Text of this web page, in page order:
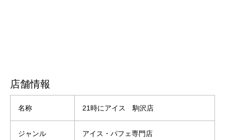
店舗情報
名称 21時にアイス 駒沢店
ジャンル アイス・パフェ専門店